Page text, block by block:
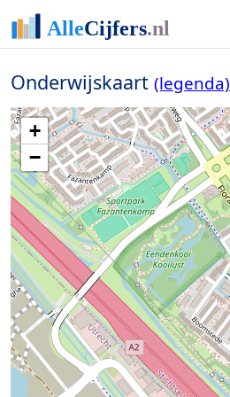
Onderwijskaart (legenda)
+
−